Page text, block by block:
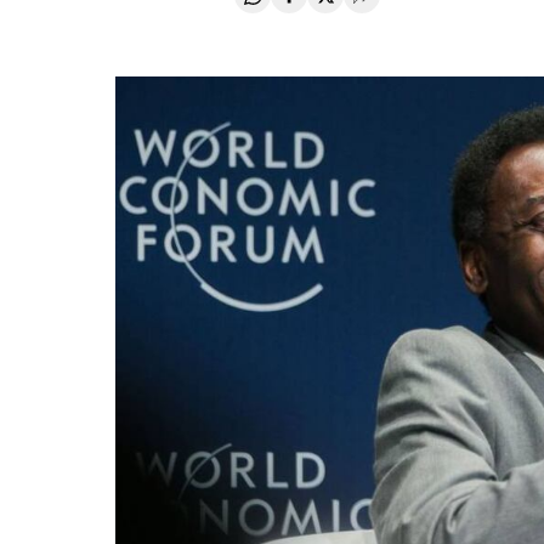
Compartir en Whatsapp
Compartir en Facebook
Compartir en Twitter
Desplegar Redes